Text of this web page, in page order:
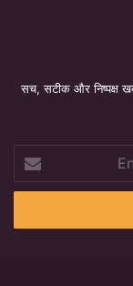
सच, सटीक और निष्पक्ष
your
Email